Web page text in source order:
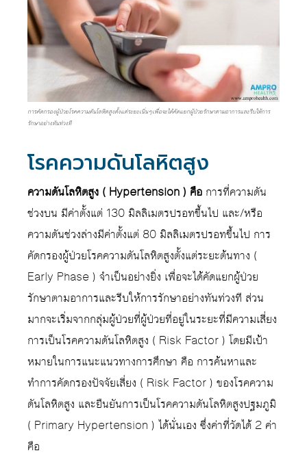
การคัดกรองผู้ป่วยโรคความดันโลหิตสูงตั้งแต่ระยะเนิ่นๆเพื่อจะได้คัดแยกผู้ป่วยรักษาตามอาการและรีบให้การ
รักษาอย่างทันท่วงที
โรคความดันโลหิตสูง
ความดันโลหิตสูง ( Hypertension ) คือ การที่ความดัน
ช่วงบน มีค่าตั้งแต่ 130 มิลลิเมตรปรอทขึ้นไป และ/หรือ
ความดันช่วงล่างมีค่าตั้งแต่ 80 มิลลิเมตรปรอทขึ้นไป การ
คัดกรองผู้ป่วยโรคความดันโลหิตสูงตั้งแต่ระยะต้นทาง (
Early Phase ) จำเป็นอย่างยิ่ง เพื่อจะได้คัดแยกผู้ป่วย
รักษาตามอาการและรีบให้การรักษาอย่างทันท่วงที ส่วน
มากจะเริ่มจากกลุ่มผู้ป่วยที่ผู้ป่วยที่อยู่ในระยะที่มีความเสี่ยง
การเป็นโรคความดันโลหิตสูง ( Risk Factor ) โดยมีเป้า
หมายในการแนะแนวทางการศึกษา คือ การค้นหาและ
ทำการคัดกรองปัจจัยเสี่ยง ( Risk Factor ) ของโรคความ
ดันโลหิตสูง และยืนยันการเป็นโรคความดันโลหิตสูงปฐมภูมิ
( Primary Hypertension ) ได้นั่นเอง ซึ่งค่าที่วัดได้ 2 ค่า
คือ